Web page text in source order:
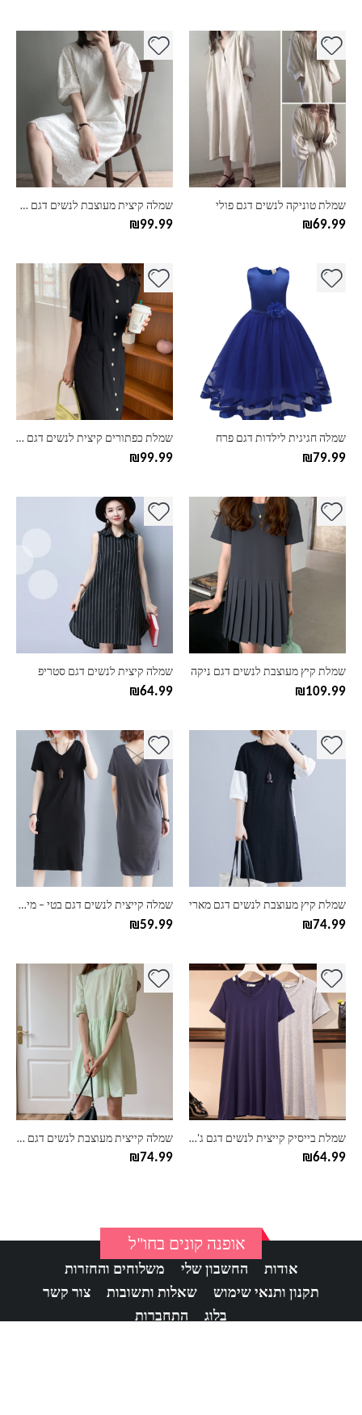
שמלת טוניקה לנשים דגם פולי
₪69.99
למוצר
זה
יש
מספר
סוגים.
ניתן
לבחור
את
האפשרויות
בעמוד
המוצר
שמלה קיצית מעוצבת לנשים דגם קרושה
₪99.99
למוצר
זה
האפשרויות
בעמוד
שמלה חגיגית לילדות דגם פרח
₪79.99
למוצר
לבחור
האפשרויות
בעמוד
שמלת כפתורים קיצית לנשים דגם אמנדה
₪99.99
למוצר
יש
מספר
סוגים.
ניתן
את
האפשרויות
בעמוד
שמלת קיץ מעוצבת לנשים דגם ניקה
₪109.99
למוצר
יש
מספר
האפשרויות
בעמוד
שמלה קיצית לנשים דגם סטריפ
₪64.99
למוצר
סוגים.
לבחור
את
האפשרויות
בעמוד
המוצר
שמלת קיץ מעוצבת לנשים דגם מארי
₪74.99
למוצר
האפשרויות
בעמוד
שמלה קייצית לנשים דגם בטי – מידות גדולות
₪59.99
למוצר
יש
מספר
סוגים.
ניתן
לבחור
האפשרויות
בעמוד
שמלת בייסיק קייצית לנשים דגם ג'יין – מידות גדולות
₪64.99
למוצר
זה
יש
מספר
סוגים.
האפשרויות
בעמוד
המוצר
שמלה קייצית מעוצבת לנשים דגם דולי
₪74.99
למוצר
זה
האפשרויות
בעמוד
אופנה קונים בחו"ל
אודות החשבון שלי
משלוחים והחזרות
תקנון ותנאי שימוש
שאלות ותשובות
צור קשר
בלוג
התחברות